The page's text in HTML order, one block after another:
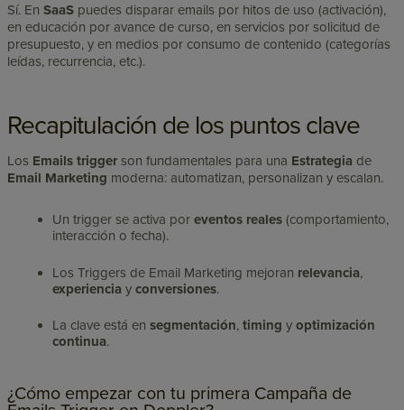
Sí. EnSaaS puedes disparar emails por hitos de uso (activación),
en educación por avance de curso, en servicios por solicitud de
presupuesto, y en medios por consumo de contenido (categorías
leídas, recurrencia, etc.).
Recapitulación de los puntos clave
Los Emails trigger son fundamentales para una Estrategia de
Email Marketing moderna: automatizan, personalizan y escalan.
Un trigger se activa poreventos reales (comportamiento,
interacción o fecha).
Los Triggers de Email Marketing mejoran relevancia,
experiencia yconversiones.
La clave está ensegmentación,timing yoptimización
continua.
¿Cómo empezar con tu primera Campaña de